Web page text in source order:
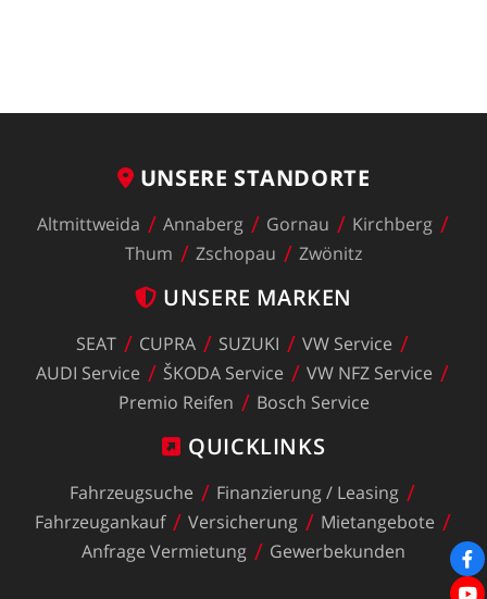
UNSERE STANDORTE
Altmittweida Annaberg Gornau
Kirchberg
Thum
Zschopau Zwönitz
UNSERE MARKEN
SEAT CUPRA SUZUKI VW Service
AUDI Service ŠKODA Service VW NFZ Service
Premio Reifen Bosch Service
QUICKLINKS
Fahrzeugsuche Finanzierung/ Leasing
Fahrzeugankauf
Versicherung
Mietangebote
Anfrage Vermietung Gewerbekunden